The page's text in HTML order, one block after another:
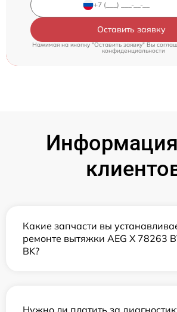
Оставить заявку
Нажимая на кнопку "Оставить заявку" Вы
конфиденциальности
Какие запчасти вы
ремонте вытяжки AEG X 78263
BK?